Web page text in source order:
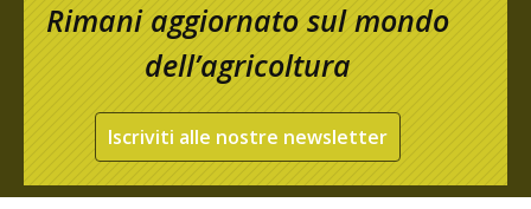
Rimani aggiornato sul mondo
dell’agricoltura
Iscriviti alle nostre newsletter